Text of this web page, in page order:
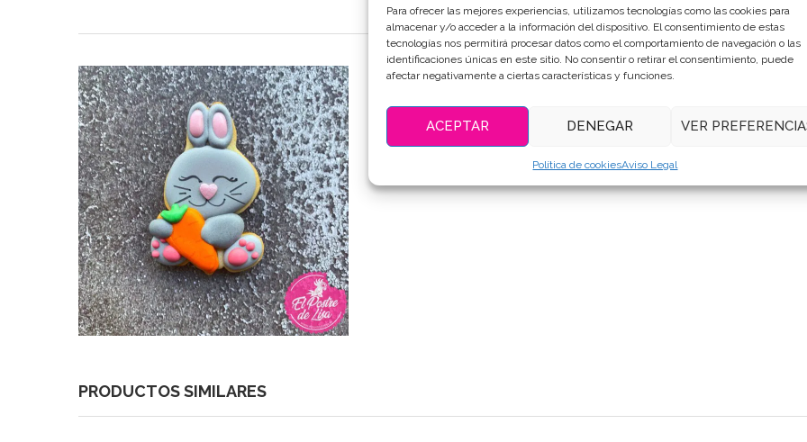
Para ofrecer las mejores experiencias, utilizamos tecnologías como las cookies para
almacenar y/o acceder a la información del dispositivo. El consentimiento de estas
tecnologías nos permitirá procesar datos como el comportamiento de navegación o las
identificaciones únicas en este sitio. No consentir o retirar el consentimiento, puede
afectar negativamente a ciertas características y funciones.
ACEPTAR DENEGAR VER
Política de cookiesAviso Legal
PRODUCTOS SIMILARES